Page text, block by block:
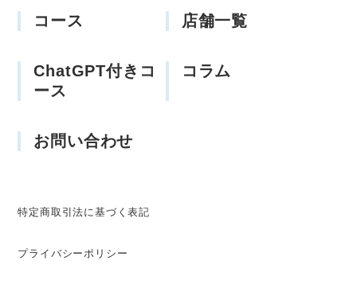
コース 店舗一覧
ChatGPT付きコ
ース
コラム
お問い合わせ
特定商取引法に基づく表記
プライバシーポリシー